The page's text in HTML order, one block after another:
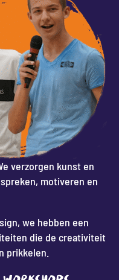
verzorgen kunst en
motiveren en
we hebben een
die de creativiteit
prikkelen.